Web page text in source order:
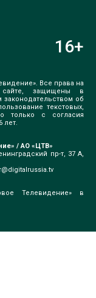
Все права на
сайте, защищены в
об
текстовых,
только с согласия
лет.
/ АО «ЦТВ»
пр-т, 37 А,
Телевидение» в
16+